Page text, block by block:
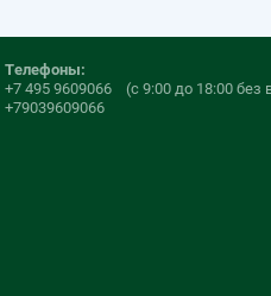
Телефоны:
+7 495 9609066
(с 9:00 до 18:00
+79039609066